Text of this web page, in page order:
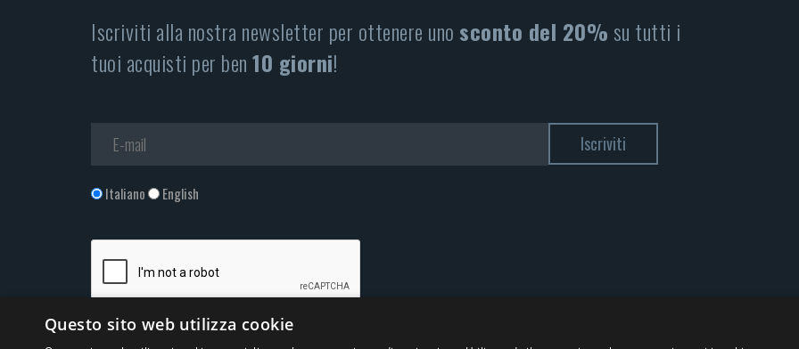
Iscriviti alla nostra newsletter per ottenere uno sconto del 20%su tutti i
tuoi acquisti per ben10 giorni!
Italiano English
Accetto laPrivacy Policy*
Questo sito web utilizza cookie